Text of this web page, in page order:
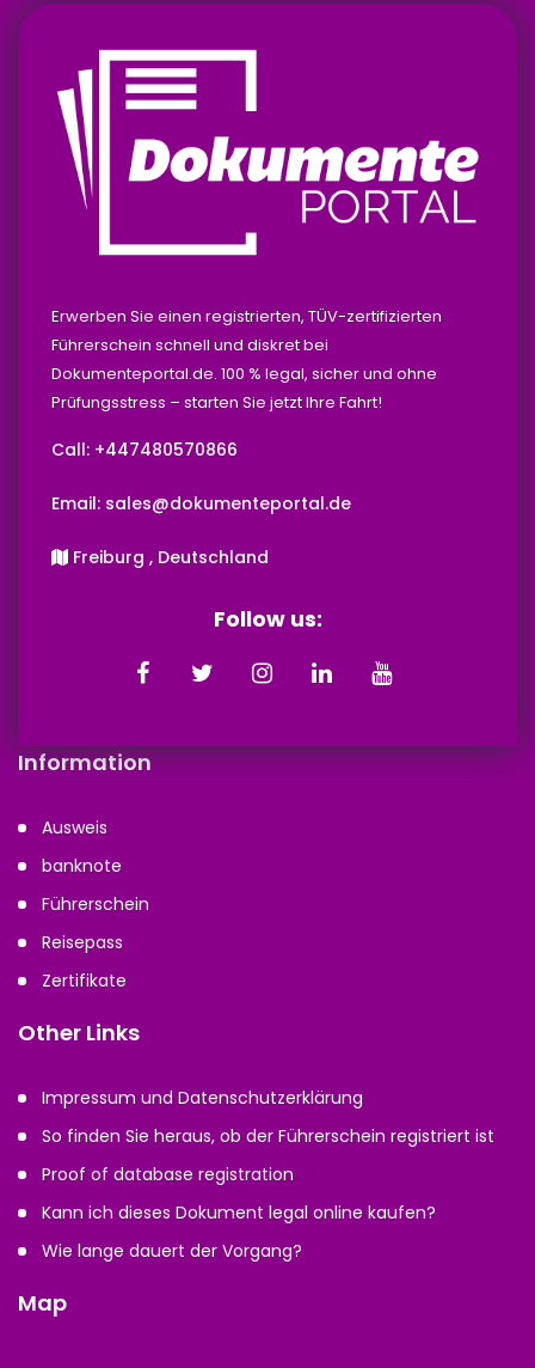
Erwerben Sie einen registrierten, TÜV-zertifizierten
Führerschein schnell und diskret bei
Dokumenteportal.de. 100 % legal, sicher und ohne
Prüfungsstress – starten Sie jetzt Ihre Fahrt!
Call: +447480570866‬‬
Email: sales@dokumenteportal.de
Freiburg , Deutschland
Follow us:
Information
Ausweis
banknote
Führerschein
Reisepass
Zertifikate
Other Links
Impressum und Datenschutzerklärung
So finden Sie heraus, ob der Führerschein registriert ist
Proof of database registration
Kann ich dieses Dokument legal online kaufen?
Wie lange dauert der Vorgang?
Map